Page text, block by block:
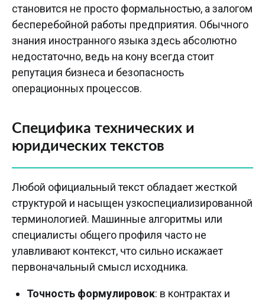
становится не просто формальностью, а залогом
бесперебойной работы предприятия. Обычного
знания иностранного языка здесь абсолютно
недостаточно, ведь на кону всегда стоит
репутация бизнеса и безопасность
операционных процессов.
Специфика технических и
юридических текстов
Любой официальный текст обладает жесткой
структурой и насыщен узкоспециализированной
терминологией. Машинные алгоритмы или
специалисты общего профиля часто не
улавливают контекст, что сильно искажает
первоначальный смысл исходника.
Точность формулировок: в контрактах и